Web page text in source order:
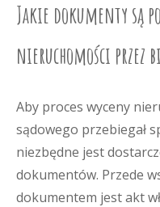
Jakie dokumenty są
nieruchomości przez
Aby proces wyceny
sądowego przebiegał
niezbędne jest
dokumentów. Przede
dokumentem jest akt